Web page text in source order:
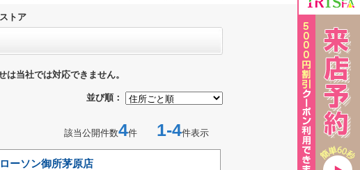
トア
当社では対応できません。
並び順：
該当公開件数4件 1-4件表示
ローソン御所茅原店